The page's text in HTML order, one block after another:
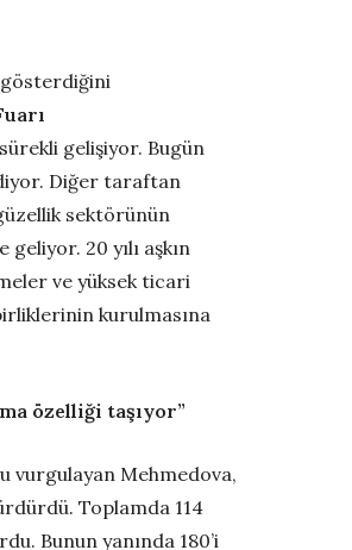
gelişiyor. Bugün
Diğer taraftan
sektörünün
20 yılı aşkın
ve yüksek ticari
kurulmasına
özelliği taşıyor”
vurgulayan Mehmedova,
Toplamda 114
Bunun yanında 180’i